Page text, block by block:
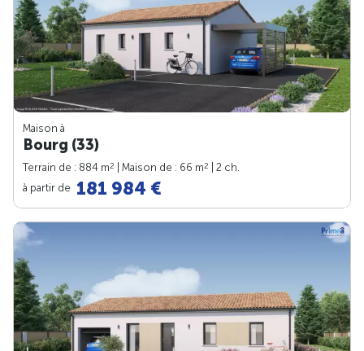
Maison à
Bourg (33)
Terrain de : 884 m2 | Maison de : 66 m2
| 2 ch.
à partir de 181 984 €